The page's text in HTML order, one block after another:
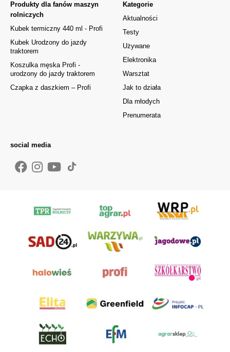
Kategorie
Aktualności
Testy
Używane
Elektronika
Warsztat
Jak to działa
Dla młodych
Prenumerata
Produkty dla fanów maszyn
rolniczych
Kubek termiczny 440 ml - Profi
Kubek Urodzony do jazdy
traktorem
Koszulka męska Profi -
urodzony do jazdy traktorem
Czapka z daszkiem – Profi
social media